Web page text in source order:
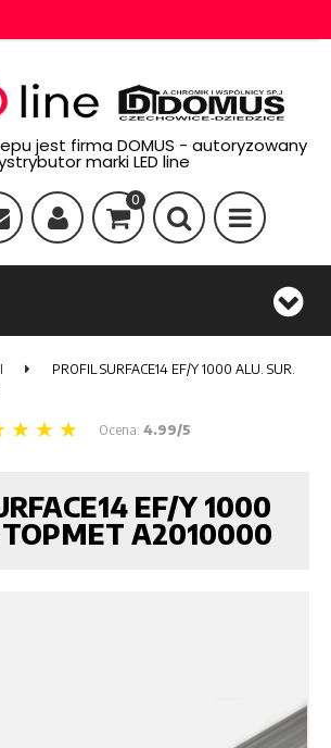
jest firma DOMUS - autoryzowany
marki LED line
0
PROFIL SURFACE14 EF/Y 1000 ALU. SUR.
Ocena: 4.99/5
EF/Y 1000
A2010000